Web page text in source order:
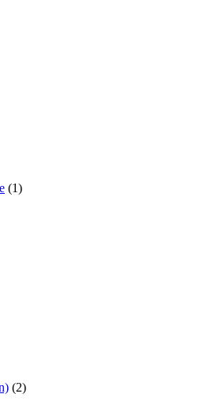
(1)
(2)